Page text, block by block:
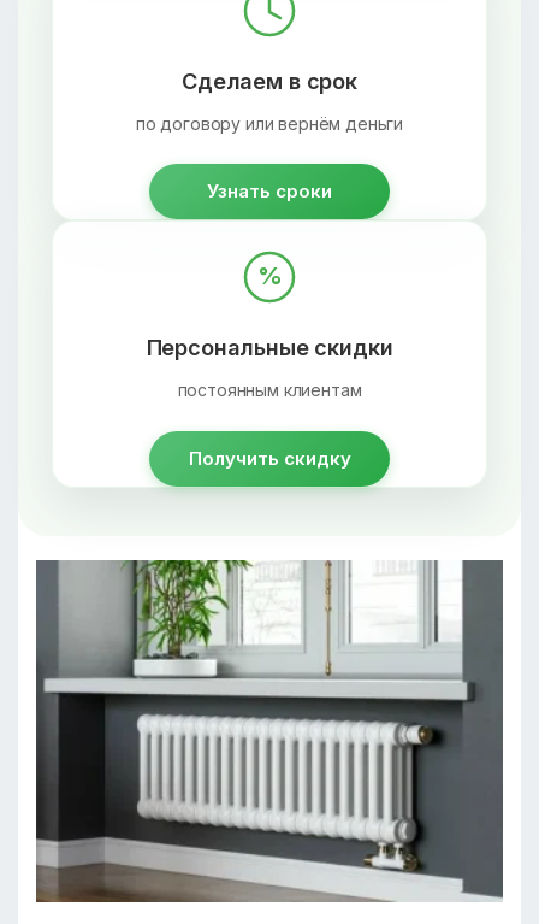
Сделаем в срок
по договору или вернём деньги
Узнать сроки
%
Персональные скидки
постоянным клиентам
Получить скидку